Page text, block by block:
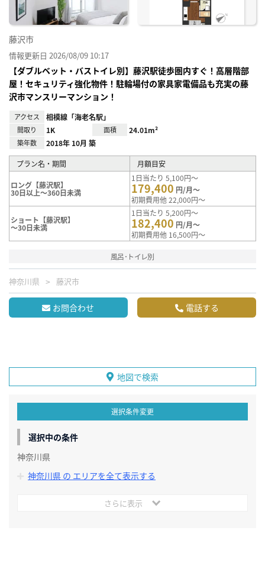
藤沢市
情報更新日 2026/08/09 10:17
【ダブルベット・バストイレ別】藤沢駅徒歩圏内すぐ！高層階部
屋！セキュリティ強化物件！駐輪場付の家具家電備品も充実の藤
沢市マンスリーマンション！
アクセス 相模線「海老名駅」
間取り 1K 面積 24.01m²
築年数 2018年 10月 築
プラン名・期間 月額目安
ロング【藤沢駅】
30日以上～360日未満
1日当たり 5,100円～
179,400 円/月～
初期費用他 22,000円～
ショート【藤沢駅】
～30日未満
1日当たり 5,200円～
182,400 円/月～
初期費用他 16,500円～
風呂･トイレ別
神奈川県 藤沢市
お問合わせ 電話する
地図で検索
選択条件変更
選択中の条件
神奈川県
神奈川県 の エリアを全て表示する
さらに表示